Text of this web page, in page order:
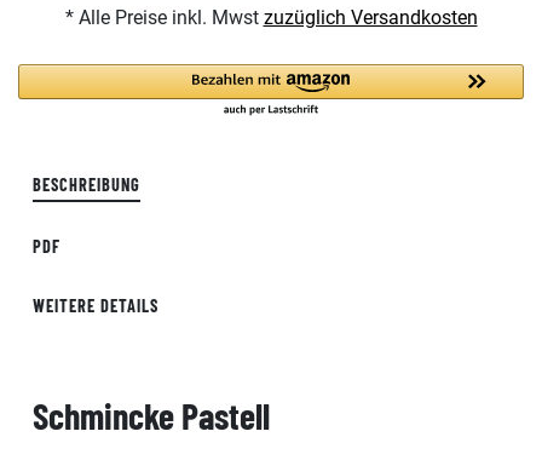
* Alle Preise inkl. Mwst zuzüglich Versandkosten
BESCHREIBUNG
PDF
WEITERE DETAILS
Schmincke Pastell